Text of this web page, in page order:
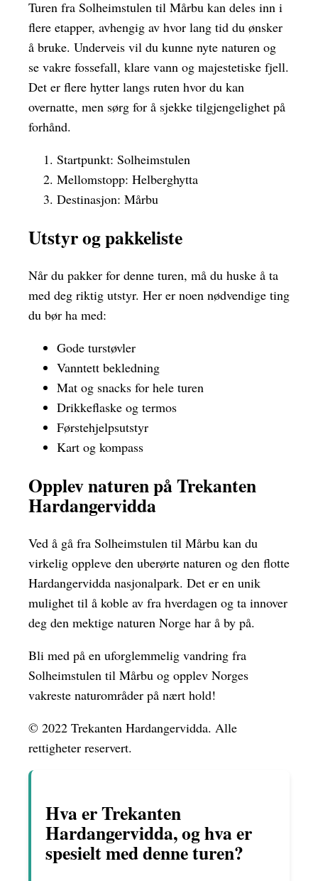
Turen fra Solheimstulen til Mårbu kan deles inn i
flere etapper, avhengig av hvor lang tid du ønsker
å bruke. Underveis vil du kunne nyte naturen og
se vakre fossefall, klare vann og majestetiske fjell.
Det er flere hytter langs ruten hvor du kan
overnatte, men sørg for å sjekke tilgjengelighet på
forhånd.
Startpunkt: Solheimstulen
Mellomstopp: Helberghytta
Destinasjon: Mårbu
Utstyr og pakkeliste
Når du pakker for denne turen, må du huske å ta
med deg riktig utstyr. Her er noen nødvendige ting
du bør ha med:
Gode turstøvler
Vanntett bekledning
Mat og snacks for hele turen
Drikkeflaske og termos
Førstehjelpsutstyr
Kart og kompass
Opplev naturen på Trekanten
Hardangervidda
Ved å gå fra Solheimstulen til Mårbu kan du
virkelig oppleve den uberørte naturen og den flotte
Hardangervidda nasjonalpark. Det er en unik
mulighet til å koble av fra hverdagen og ta innover
deg den mektige naturen Norge har å by på.
Bli med på en uforglemmelig vandring fra
Solheimstulen til Mårbu og opplev Norges
vakreste naturområder på nært hold!
© 2022 Trekanten Hardangervidda. Alle
rettigheter reservert.
Hva er Trekanten
Hardangervidda, og hva er
spesielt med denne turen?